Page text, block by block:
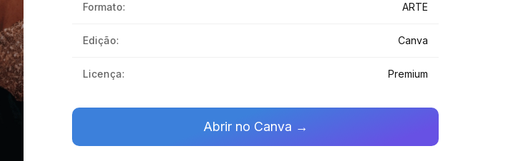
Formato: ARTE
Edição: Canva
Licença: Premium
Abrir no Canva →